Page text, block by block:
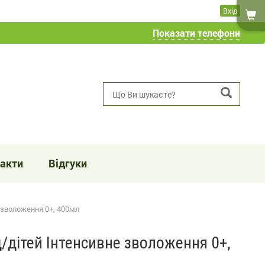
Вхід
Показати телефони
Відгуки
0+, 400мл
Інтенсивне зволоження 0+,